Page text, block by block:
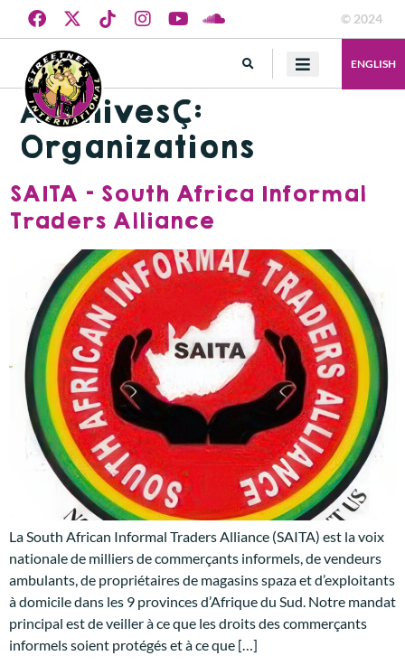
© 2024
ENGLISH
Archives :
Organizations
SAITA – South Africa Informal
Traders Alliance
La South African Informal Traders Alliance (SAITA) est la voix
nationale de milliers de commerçants informels, de vendeurs
ambulants, de propriétaires de magasins spaza et d’exploitants
à domicile dans les 9 provinces d’Afrique du Sud. Notre mandat
principal est de veiller à ce que les droits des commerçants
informels soient protégés et à ce que […]